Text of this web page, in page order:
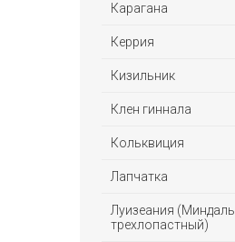
Карагана
Керрия
Кизильник
Клен гиннала
Кольквиция
Лапчатка
Луизеания (Миндаль
трехлопастный)